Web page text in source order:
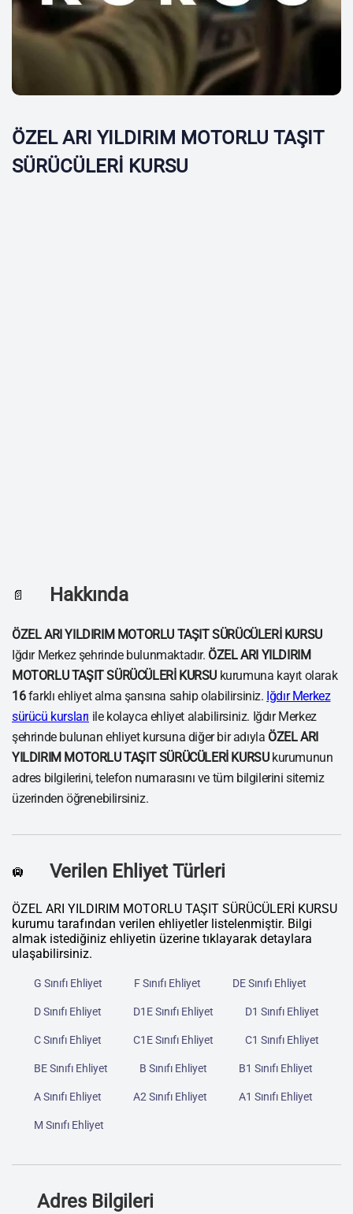
ÖZEL ARI YILDIRIM MOTORLU TAŞIT
SÜRÜCÜLERİ KURSU
📄 Hakkında
ÖZEL ARI YILDIRIM MOTORLU TAŞIT SÜRÜCÜLERİ KURSU
Iğdır Merkez şehrinde bulunmaktadır. ÖZEL ARI YILDIRIM
MOTORLU TAŞIT SÜRÜCÜLERİ KURSU kurumuna kayıt olarak
16farklı ehliyet alma şansına sahip olabilirsiniz. Iğdır Merkez
sürücü kursları ile kolayca ehliyet alabilirsiniz. Iğdır Merkez
şehrinde bulunan ehliyet kursuna diğer bir adıyla ÖZEL ARI
YILDIRIM MOTORLU TAŞIT SÜRÜCÜLERİ KURSUkurumunun
adres bilgilerini, telefon numarasını ve tüm bilgilerini sitemiz
üzerinden öğrenebilirsiniz.
🛄 Verilen Ehliyet Türleri
ÖZEL ARI YILDIRIM MOTORLU TAŞIT SÜRÜCÜLERİ KURSU
kurumu tarafından verilen ehliyetler listelenmiştir. Bilgi
almak istediğiniz ehliyetin üzerine tıklayarak detaylara
ulaşabilirsiniz.
G Sınıfı Ehliyet F Sınıfı Ehliyet DE Sınıfı Ehliyet
D Sınıfı Ehliyet D1E Sınıfı Ehliyet D1 Sınıfı Ehliyet
C Sınıfı Ehliyet C1E Sınıfı Ehliyet C1 Sınıfı Ehliyet
BE Sınıfı Ehliyet B Sınıfı Ehliyet B1 Sınıfı Ehliyet
A Sınıfı Ehliyet A2 Sınıfı Ehliyet A1 Sınıfı Ehliyet
M Sınıfı Ehliyet
Adres Bilgileri